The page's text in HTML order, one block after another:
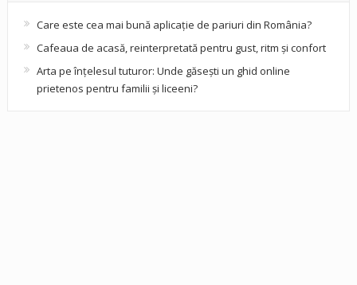
Care este cea mai bună aplicație de pariuri din România?
Cafeaua de acasă, reinterpretată pentru gust, ritm și confort
Arta pe înțelesul tuturor: Unde găsești un ghid online
prietenos pentru familii și liceeni?